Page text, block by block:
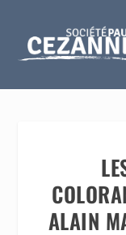
ALAIN